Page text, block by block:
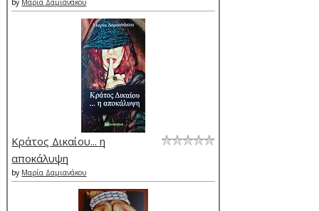
Κράτος Δικαίου... η
αποκάλυψη
by Μαρία Δαμιανάκου